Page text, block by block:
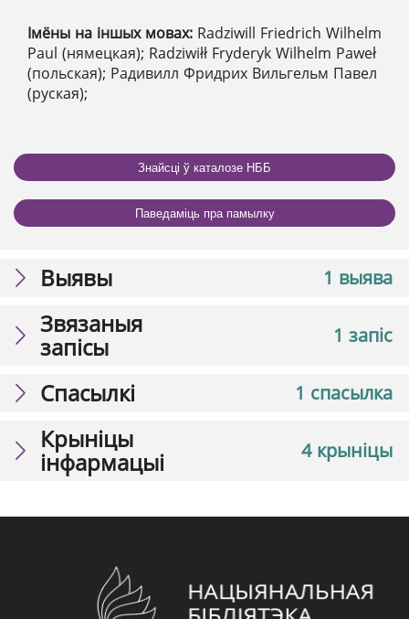
Імёны на іншых мовах: Radziwill Friedrich Wilhelm
Paul (нямецкая); Radziwiłł Fryderyk Wilhelm Paweł
(польская); Радивилл Фридрих Вильгельм Павел
(руская);
Знайсці ў каталозе НББ
Паведаміць пра памылку
1 выява
Выявы
1 запіс
Звязаныя
запісы
1 спасылка
Спасылкі
4 крыніцы
Крыніцы
інфармацыі